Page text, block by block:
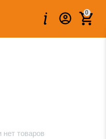
0
нет товаров